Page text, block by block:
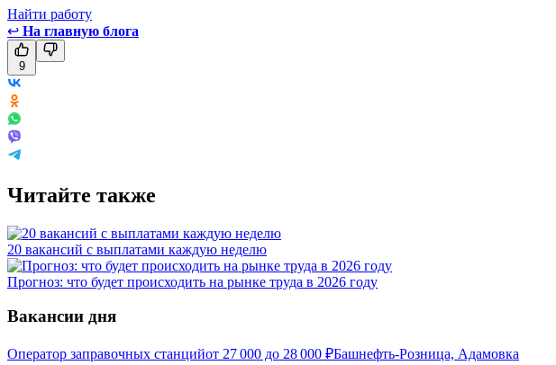
Найти работу
↩ На главную блога
9
Читайте также
20 вакансий с выплатами каждую неделю
Прогноз: что будет происходить на рынке труда в 2026 году
Вакансии дня
Оператор заправочных станцийот 27 000 до 28 000 ₽Башнефть-Розница, Адамовка